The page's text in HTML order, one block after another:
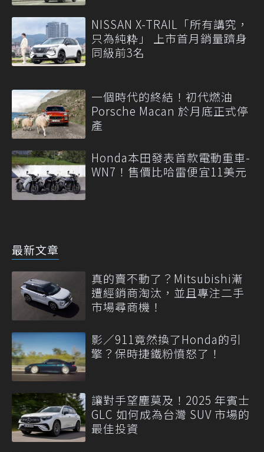
NISSAN X-TRAIL「所有講究，
只為純粋」 上市首月銷量躋身
同級前3名
一個時代的終結！初代燃油
Porsche Macan 於月底正式停
產
Honda本田發表首款電動重車-
WN7！售價比哈雷便宜11美元
最新文章
真的賣不動了？Mitsubishi漸
遭經銷商淘汰，並且專注二手
市場尋商機！
影／911竟然換了Honda的引
擎？保時捷鐵粉憤怒了！
讓對手望塵莫及！2025 年賓士
GLC 如何成為台灣 SUV 市場的
最佳投資